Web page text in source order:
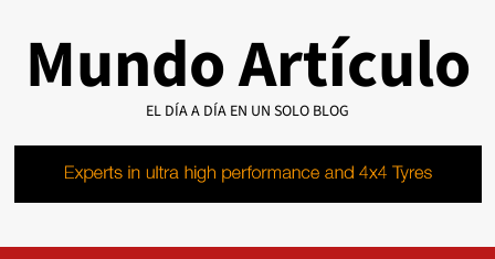
contenido
Mundo Artículo
EL DÍA A DÍA EN UN SOLO BLOG